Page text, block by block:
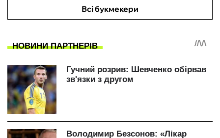
Всі букмекери